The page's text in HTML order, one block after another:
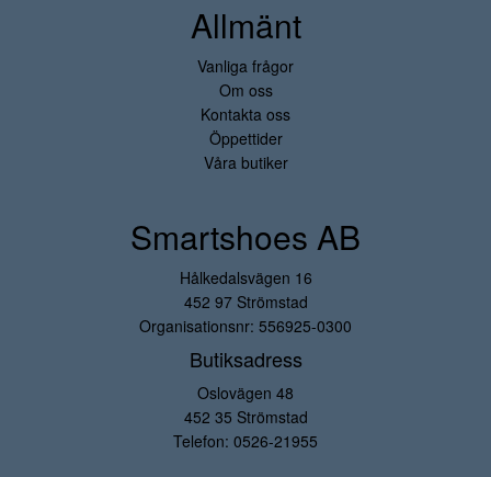
Allmänt
Vanliga frågor
Om oss
Kontakta oss
Öppettider
Våra butiker
Smartshoes AB
Hålkedalsvägen 16
452 97 Strömstad
Organisationsnr: 556925-0300
Butiksadress
Oslovägen 48
452 35 Strömstad
Telefon: 0526-21955